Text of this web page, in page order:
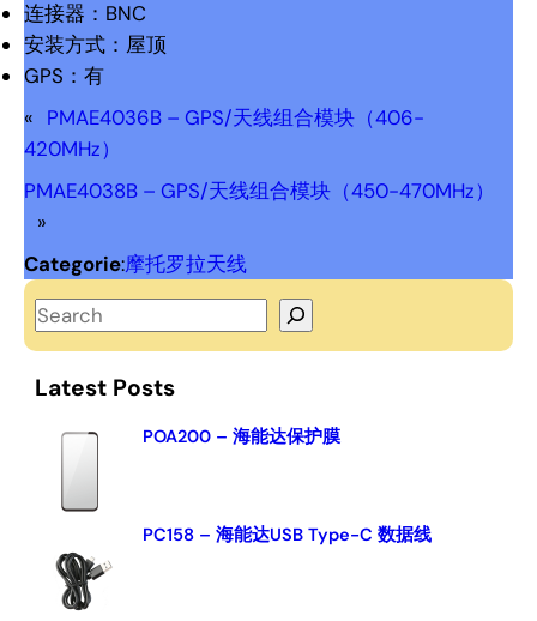
连接器：BNC
安装方式：屋顶
GPS：有
« PMAE4036B – GPS/天线组合模块（406-
420MHz）
PMAE4038B – GPS/天线组合模块（450-470MHz）
»
Categorie:摩托罗拉天线
S
e
aLatest Posts
POA200 – 海能达保护膜
PC158 – 海能达USB Type-C 数据线